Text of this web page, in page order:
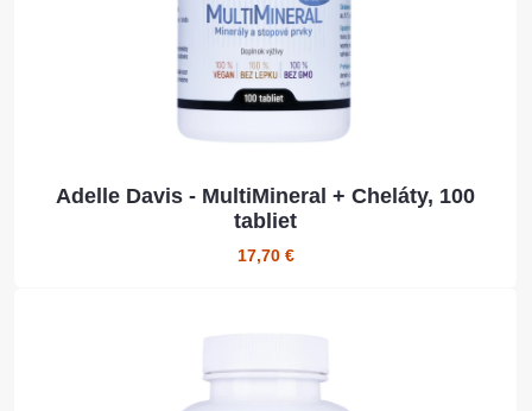
Adelle Davis - MultiMineral + Cheláty, 100
tabliet
17,70 €